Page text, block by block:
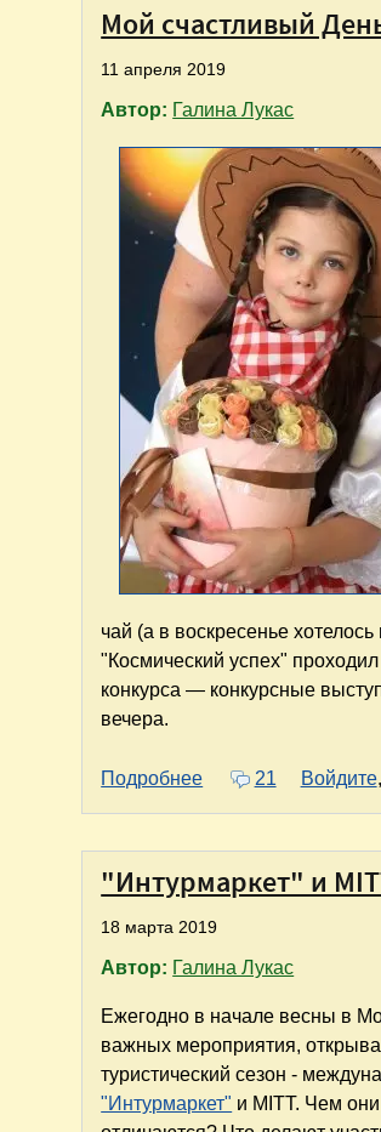
Мой счастливый
11 апреля 2019
Автор: Галина Лукас
чай (а в воскресенье
"Космический успех"
конкурса — конкурсные
вечера.
Подробнее о Мой счастливый
21 Войдите
"Интурмаркет" и
18 марта 2019
Автор: Галина Лукас
Ежегодно в начале весны в
важных мероприятия,
туристический сезон -
"Интурмаркет" и MITT. Чем